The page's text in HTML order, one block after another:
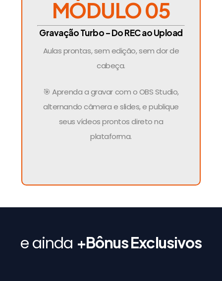
MÓDULO 05
Gravação Turbo – Do REC ao Upload
Aulas prontas, sem edição, sem dor de
cabeça.
🎯 Aprenda a gravar com o OBS Studio,
alternando câmera e slides, e publique
seus vídeos prontos direto na
plataforma.
e ainda +Bônus Exclusivos